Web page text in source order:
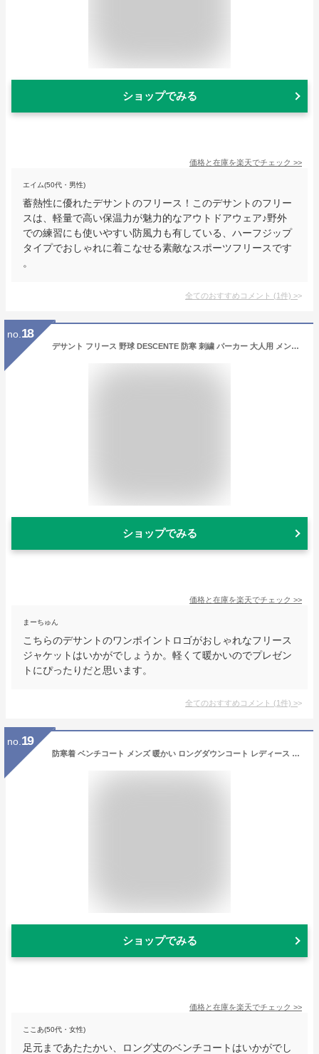
ショップでみる
価格と在庫を楽天でチェック >>
エイム(50代・男性)
蓄熱性に優れたデサントのフリース！このデサントのフリー
スは、軽量で高い保温力が魅力的なアウトドアウェア♪野外
での練習にも使いやすい防風力も有している、ハーフジップ
タイプでおしゃれに着こなせる素敵なスポーツフリースです
。
全てのおすすめコメント (1件) >
no. 18
デサント フリース 野球 DESCENTE 防寒 刺繍 パーカー 大人用 メンズ レディース 冬用 ユニセックス スポーツ 軽量 保温 ジャケット 大きいサイズ 秋冬 長袖 人気 防風 ハーフジップ フード付き DBX-2360C ウェア刺繍有料可(W) 交換無料 【365日あす楽対応】
ショップでみる
価格と在庫を楽天でチェック >>
まーちゅん
こちらのデサントのワンポイントロゴがおしゃれなフリース
ジャケットはいかがでしょうか。軽くて暖かいのでプレゼン
トにぴったりだと思います。
全てのおすすめコメント (1件) >
no. 19
防寒着 ベンチコート メンズ 暖かい ロングダウンコート レディース 保温性抜群 ダウンコート ロングコート ダウン アウター 保温 フード 脱着可 サッカー スポーツ観戦 トレーニングウェア 練習 通勤 デイリー 撥水加工 冬服 ダウンジャケット 男女兼用 ブラック ホワイト
ショップでみる
価格と在庫を楽天でチェック >>
ここあ(50代・女性)
足元まであたたかい、ロング丈のベンチコートはいかがでし